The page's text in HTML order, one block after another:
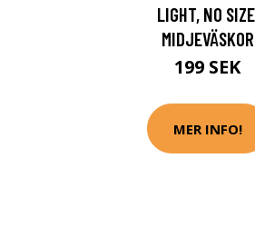
LIGHT, NO
MIDJEVÄSKOR
199 SEK
MER INFO!